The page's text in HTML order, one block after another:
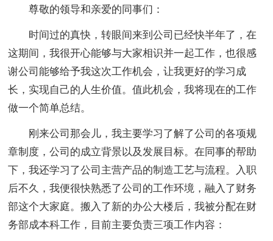
尊敬的领导和亲爱的同事们：
时间过的真快，转眼间来到公司已经快半年了，在
这期间，我很开心能够与大家相识并一起工作，也很感
谢公司能够给予我这次工作机会，让我更好的学习成
长，实现自己的人生价值。值此机会，我将现在的工作
做一个简单总结。
刚来公司那会儿，我主要学习了解了公司的各项规
章制度，公司的成立背景以及发展目标。在同事的帮助
下，我还学习了公司主营产品的制造工艺与流程。入职
后不久，我便很快熟悉了公司的工作环境，融入了财务
部这个大家庭。搬入了新的办公大楼后，我被分配在财
务部成本科工作，目前主要负责三项工作内容：